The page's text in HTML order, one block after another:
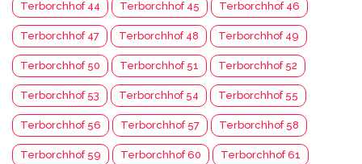
Terborchhof 44 Terborchhof 45 Terborchhof 46
Terborchhof 47 Terborchhof 48 Terborchhof 49
Terborchhof 50 Terborchhof 51 Terborchhof 52
Terborchhof 53 Terborchhof 54 Terborchhof 55
Terborchhof 56 Terborchhof 57 Terborchhof 58
Terborchhof 59 Terborchhof 60 Terborchhof 61